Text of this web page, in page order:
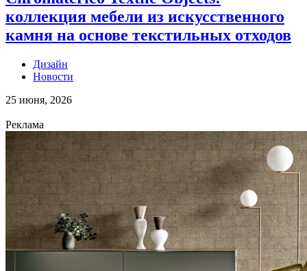
коллекция мебели из искусственного
камня на основе текстильных отходов
Дизайн
Новости
25 июня, 2026
Реклама